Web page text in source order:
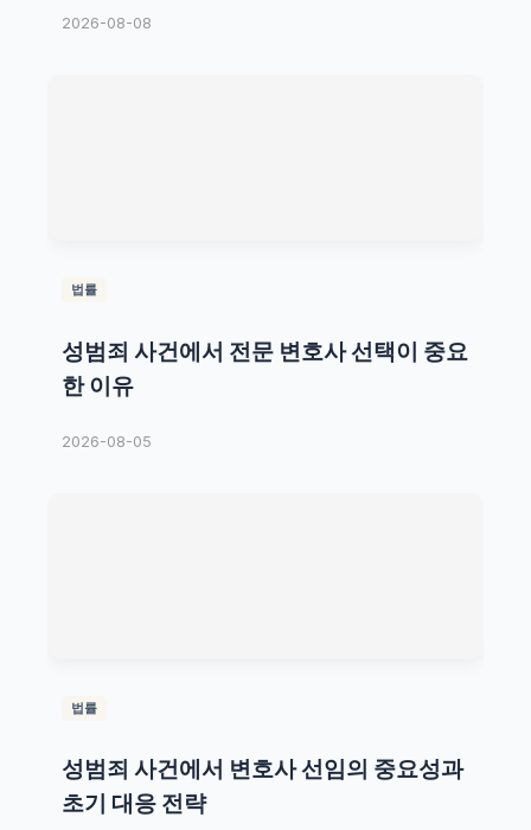
2026-08-08
법률
성범죄 사건에서 전문 변호사 선택이 중요
한 이유
2026-08-05
법률
성범죄 사건에서 변호사 선임의 중요성과
초기 대응 전략